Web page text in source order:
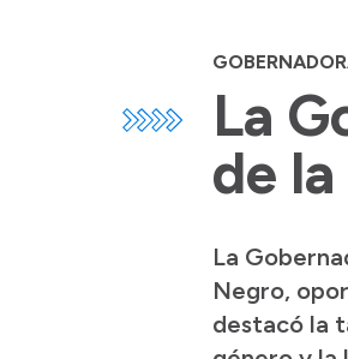
La
de
La
Negro,
destacó la